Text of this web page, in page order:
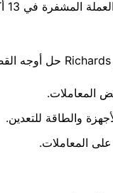
المعاملات.
والطاقة للتعدين.
المعاملات.